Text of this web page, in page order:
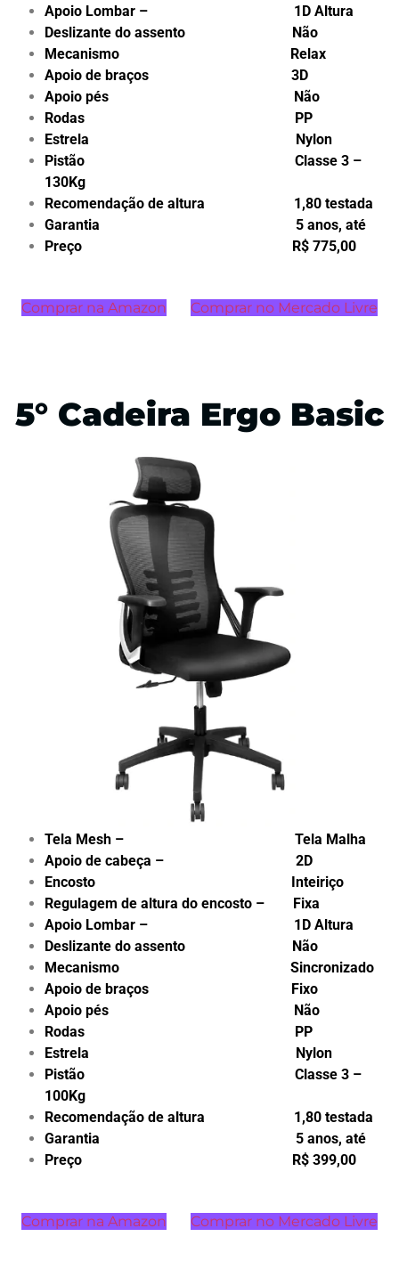
Apoio Lombar – 1D Altura
Deslizante do assento Não
Mecanismo Relax
Apoio de braços 3D
Apoio pés Não
Rodas PP
Estrela Nylon
Pistão Classe 3 –
130Kg
Recomendação de altura 1,80 testada
Garantia 5 anos, até
Preço R$ 775,00
Comprar na Amazon Comprar no Mercado Livre
5° Cadeira Ergo Basic
Tela Mesh – Tela Malha
Apoio de cabeça – 2D
Encosto Inteiriço
Regulagem de altura do encosto – Fixa
Apoio Lombar – 1D Altura
Deslizante do assento Não
Mecanismo Sincronizado
Apoio de braços Fixo
Apoio pés Não
Rodas PP
Estrela Nylon
Pistão Classe 3 –
100Kg
Recomendação de altura 1,80 testada
Garantia 5 anos, até
Preço R$ 399,00
Comprar na Amazon Comprar no Mercado Livre